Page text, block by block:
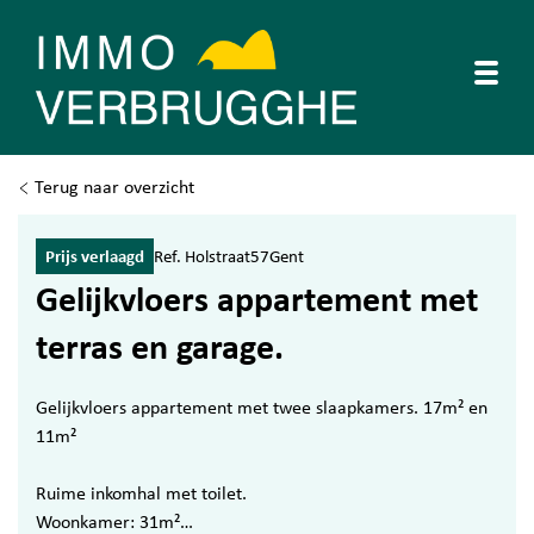
Terug naar overzicht
Prijs verlaagd Ref. Holstraat57Gent
Gelijkvloers appartement met
terras en garage.
Gelijkvloers appartement met twee slaapkamers. 17m² en
11m²
Ruime inkomhal met toilet.
Woonkamer: 31m²